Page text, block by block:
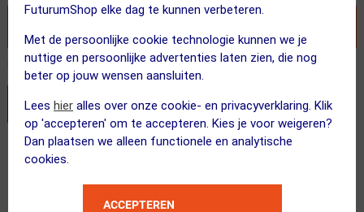
FuturumShop elke dag te kunnen verbeteren.
Met de persoonlijke cookie technologie kunnen we je
nuttige en persoonlijke advertenties laten zien, die nog
beter op jouw wensen aansluiten.
Lees hier alles over onze cookie- en privacyverklaring. Klik
op 'accepteren' om te accepteren. Kies je voor weigeren?
Dan plaatsen we alleen functionele en analytische
cookies.
ACCEPTEREN
Recent besteld door 2 klanten! Bestel ook snel!
Stel je productvragen aan onze AI assistent
Gratis verzending vanaf €49
365 dagen retourrecht